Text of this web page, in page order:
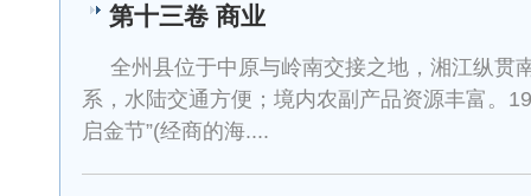
第十三卷 商业
全州县位于中原与岭南交接之地，湘江纵贯
系，水陆交通方便；境内农副产品资源丰富。
启金节”(经商的海....